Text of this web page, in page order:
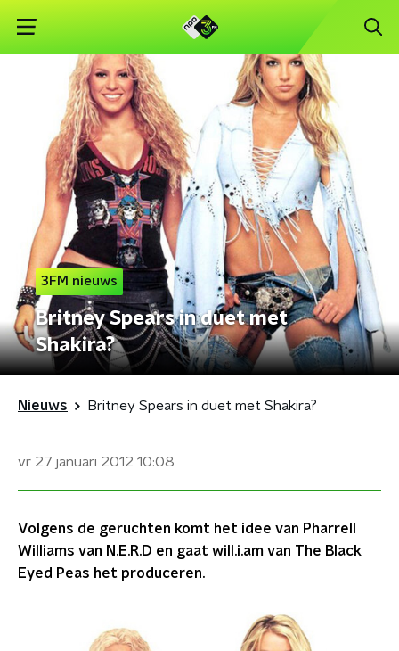
3FM nieuws
Britney Spears in duet met
Shakira?
Nieuws Britney Spears in duet met Shakira?
vr 27 januari 2012 10:08
Volgens de geruchten komt het idee van Pharrell
Williams van N.E.R.D en gaat will.i.am van The Black
Eyed Peas het produceren.